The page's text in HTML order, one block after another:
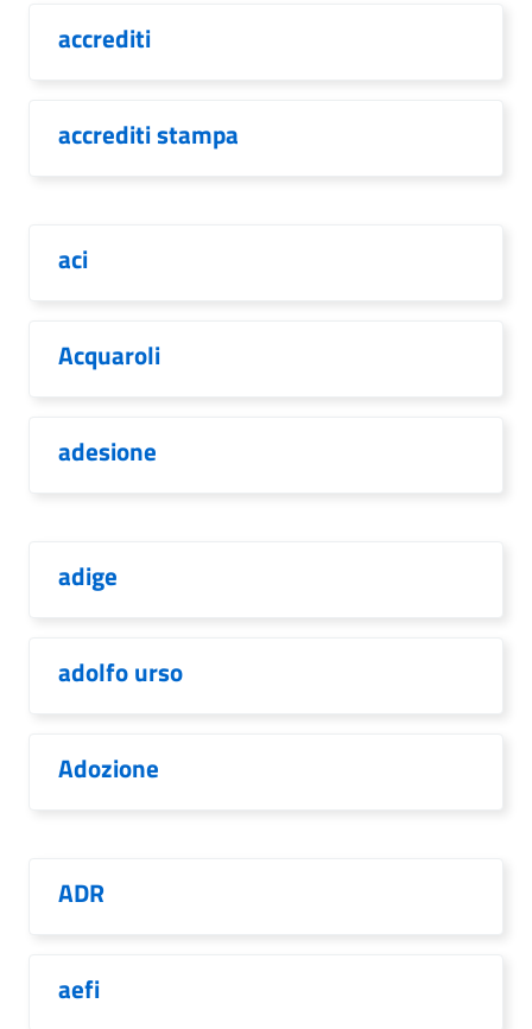
accrediti
accrediti stampa
aci
Acquaroli
adesione
adige
adolfo urso
Adozione
ADR
aefi